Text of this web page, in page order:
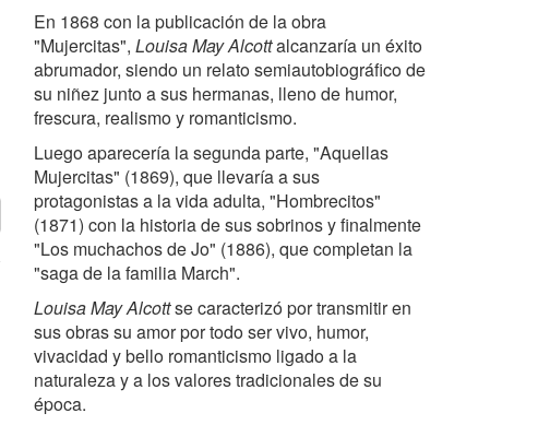
En 1868 con la publicación de la obra
"Mujercitas", Louisa May Alcottalcanzaría un éxito
abrumador, siendo un relato semiautobiográfico de
su niñez junto a sus hermanas, lleno de humor,
frescura, realismo y romanticismo.
Luego aparecería la segunda parte, "Aquellas
Mujercitas" (1869), que llevaría a sus
protagonistas a la vida adulta, "Hombrecitos"
(1871) con la historia de sus sobrinos y finalmente
"Los muchachos de Jo" (1886), que completan la
"saga de la familia March".
Louisa May Alcottse caracterizó por transmitir en
sus obras su amor por todo ser vivo, humor,
vivacidad y bello romanticismo ligado a la
naturaleza y a los valores tradicionales de su
época.